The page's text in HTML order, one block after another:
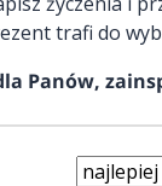
trafi do
Panów,